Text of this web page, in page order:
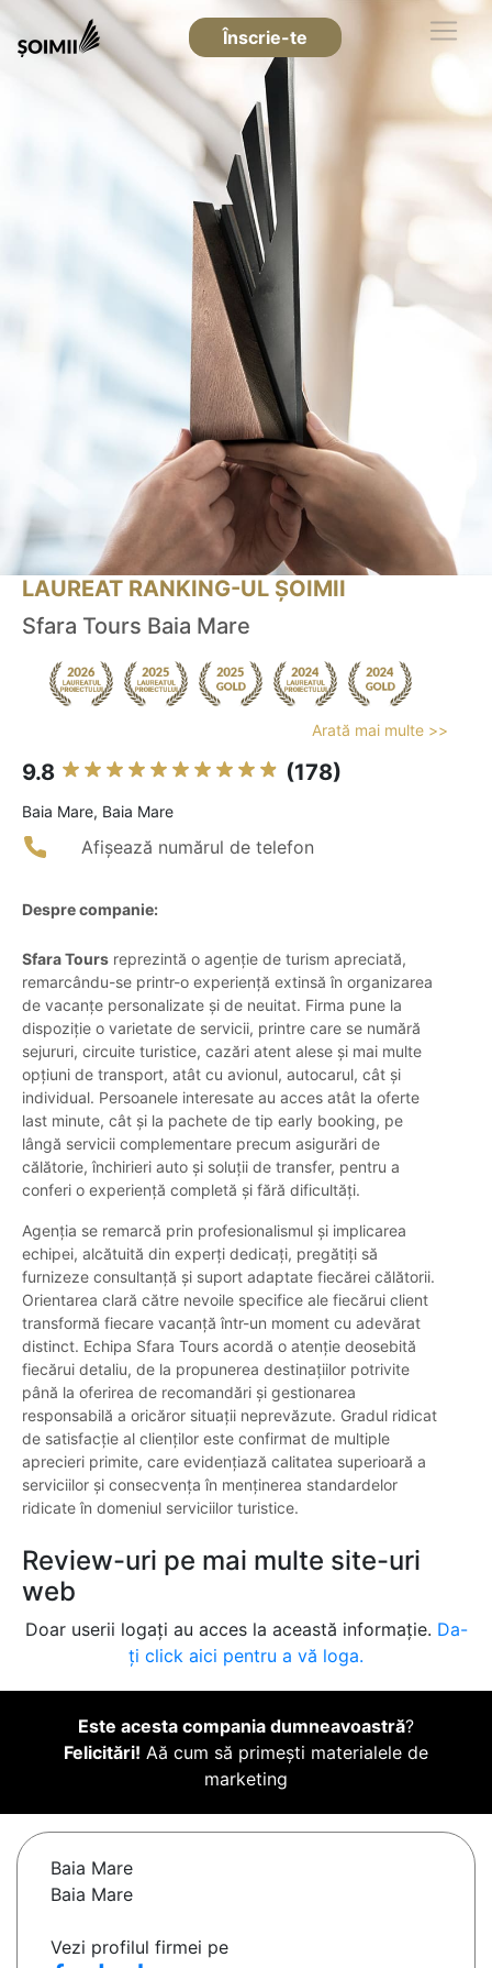
Înscrie-te
LAUREAT RANKING-UL ȘOIMII
Sfara Tours Baia Mare
Arată mai multe >>
9.8 (178)
Baia Mare, Baia Mare
Afișează numărul de telefon
Despre companie:
Sfara Tours reprezintă o agenție de turism apreciată,
remarcându-se printr-o experiență extinsă în organizarea
de vacanțe personalizate și de neuitat. Firma pune la
dispoziție o varietate de servicii, printre care se numără
sejururi, circuite turistice, cazări atent alese și mai multe
opțiuni de transport, atât cu avionul, autocarul, cât și
individual. Persoanele interesate au acces atât la oferte
last minute, cât și la pachete de tip early booking, pe
lângă servicii complementare precum asigurări de
călătorie, închirieri auto și soluții de transfer, pentru a
conferi o experiență completă și fără dificultăți.
Agenția se remarcă prin profesionalismul și implicarea
echipei, alcătuită din experți dedicați, pregătiți să
furnizeze consultanță și suport adaptate fiecărei călătorii.
Orientarea clară către nevoile specifice ale fiecărui client
transformă fiecare vacanță într-un moment cu adevărat
distinct. Echipa Sfara Tours acordă o atenție deosebită
fiecărui detaliu, de la propunerea destinațiilor potrivite
până la oferirea de recomandări și gestionarea
responsabilă a oricăror situații neprevăzute. Gradul ridicat
de satisfacție al clienților este confirmat de multiple
aprecieri primite, care evidențiază calitatea superioară a
serviciilor și consecvența în menținerea standardelor
ridicate în domeniul serviciilor turistice.
Review-uri pe mai multe site-uri
web
Doar userii logați au acces la această informație. Da-
ți click aici pentru a vă loga.
Este acesta compania dumneavoastră?
Felicitări! Aă cum să primești materialele de
marketing
Baia Mare
Baia Mare
Vezi profilul firmei pe